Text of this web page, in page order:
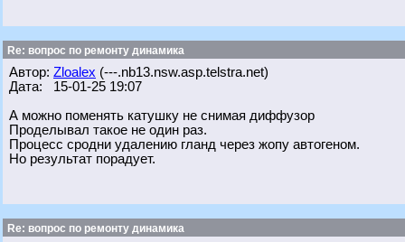
Re: вопрос по ремонту динамика
Автор: Zloalex (---.nb13.nsw.asp.telstra.net)
Дата: 15-01-25 19:07
А можно поменять катушку не снимая диффузор
Проделывал такое не один раз.
Процесс сродни удалению гланд через жопу автогеном.
Но результат порадует.
Re: вопрос по ремонту динамика